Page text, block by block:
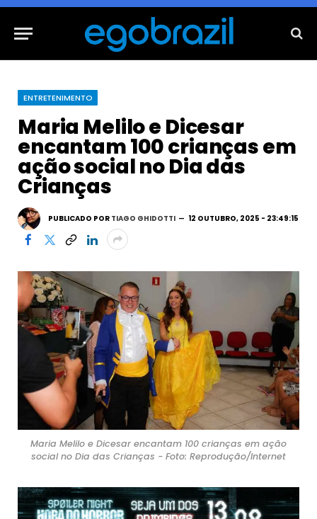
ENTRETENIMENTO
Maria Melilo e Dicesar
encantam 100 crianças em
ação social no Dia das
Crianças
PUBLICADO POR TIAGO GHIDOTTI 12 OUTUBRO, 2025 - 23:49:15
Maria Melilo e Dicesar encantam 100 crianças em ação
social no Dia das Crianças - Foto: Reprodução/Internet